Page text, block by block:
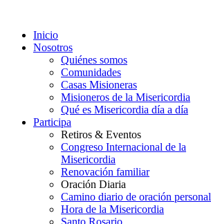
Inicio
Nosotros
Quiénes somos
Comunidades
Casas Misioneras
Misioneros de la Misericordia
Qué es Misericordia día a día
Participa
Retiros & Eventos
Congreso Internacional de la
Misericordia
Renovación familiar
Oración Diaria
Camino diario de oración personal
Hora de la Misericordia
Santo Rosario